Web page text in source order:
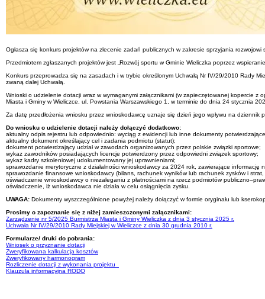
Ogłasza się konkurs projektów na zlecenie zadań publicznych w zakresie sprzyjania
Przedmiotem zgłaszanych projektów jest „Rozwój sportu w Gminie Wieliczka poprzez
Konkurs przeprowadza się na zasadach i w trybie określonym Uchwałą Nr IV/29/2010 Rady
zwaną dalej Uchwałą.
Wnioski o udzielenie dotacji wraz w wymaganymi załącznikami (w zapieczętowanej kopercie
Miasta i Gminy w Wieliczce, ul. Powstania Warszawskiego 1, w terminie do dnia 24 stycznia
Za datę przedłożenia wniosku przez wnioskodawcę uznaje się dzień jego wpływu na dziennik
Do wniosku o udzielenie dotacji należy dołączyć dodatkowo:
aktualny odpis rejestru lub odpowiednio: wyciąg z ewidencji lub inne dokumenty
aktualny dokument określający cel i zadania podmiotu (statut);
dokument potwierdzający udział w zawodach organizowanych przez polskie związki sportowe;
wykaz zawodników posiadających licencje potwierdzony przez odpowiedni związek sportowy;
wykaz kadry szkoleniowej udokumentowany jej uprawnieniami;
sprawozdanie merytoryczne z działalności wnioskodawcy za 2024 rok, zawierające
sprawozdanie finansowe wnioskodawcy (bilans, rachunek wyników lub rachunek zysków i
oświadczenie wnioskodawcy o niezaleganiu z płatnościami na rzecz podmiotów
oświadczenie, iż wnioskodawca nie działa w celu osiągnięcia zysku.
UWAGA: Dokumenty wyszczególnione powyżej należy dołączyć w formie oryginału lub
Prosimy o zapoznanie się z niżej zamieszczonymi załącznikami:
Zarządzenie nr 5/2025 Burmistrza Miasta i Gminy Wieliczka z dnia 3 stycznia 2025 r.
Uchwała Nr IV/29/2010 Rady Miejskiej w Wieliczce z dnia 30 grudnia 2010 r.
Formularze/ druki do pobrania:
Wniosek o przyznanie dotacji
Zweryfikowana kalkulacja kosztów
Zweryfikowany harmonogram
Rozliczenie dotacji z wykonania projektu
Klauzula informacyjna RODO